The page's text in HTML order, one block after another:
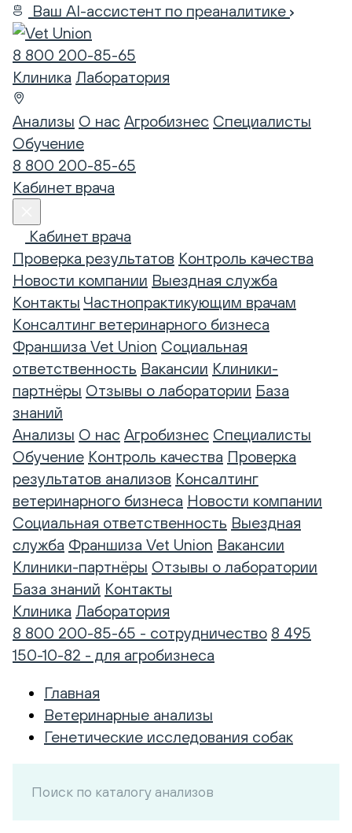
Ваш AI-ассистент по преаналитике
8 800 200-85-65
Клиника Лаборатория
Анализы О нас Агробизнес Специалисты
Обучение
8 800 200-85-65
Кабинет врача
Кабинет врача
Проверка результатов Контроль качества
Новости компании Выездная служба
Контакты Частнопрактикующим врачам
Консалтинг ветеринарного бизнеса
Франшиза Vet Union Социальная
ответственность Вакансии Клиники-
партнёры Отзывы о лаборатории База
знаний
Анализы О нас Агробизнес Специалисты
Обучение Контроль качества Проверка
результатов анализов Консалтинг
ветеринарного бизнеса Новости компании
Социальная ответственность Выездная
служба Франшиза Vet Union Вакансии
Клиники-партнёры Отзывы о лаборатории
База знаний Контакты
Клиника Лаборатория
8 800 200-85-65 - сотрудничество 8 495
150-10-82 - для агробизнеса
Главная
Ветеринарные анализы
Генетические исследования собак